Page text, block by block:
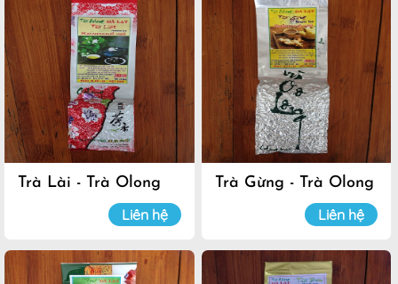
Trà Lài - Trà Olong
Liên hệ
Trà Gừng - Trà Olong
Liên hệ